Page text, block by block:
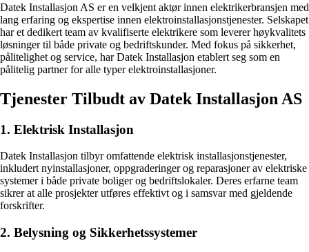
Datek Installasjon AS er en velkjent aktør innen elektrikerbransjen med
lang erfaring og ekspertise innen elektroinstallasjonstjenester. Selskapet
har et dedikert team av kvalifiserte elektrikere som leverer høykvalitets
løsninger til både private og bedriftskunder. Med fokus på sikkerhet,
pålitelighet og service, har Datek Installasjon etablert seg som en
pålitelig partner for alle typer elektroinstallasjoner.
Tjenester Tilbudt av Datek Installasjon AS
1. Elektrisk Installasjon
Datek Installasjon tilbyr omfattende elektrisk installasjonstjenester,
inkludert nyinstallasjoner, oppgraderinger og reparasjoner av elektriske
systemer i både private boliger og bedriftslokaler. Deres erfarne team
sikrer at alle prosjekter utføres effektivt og i samsvar med gjeldende
forskrifter.
2. Belysning og Sikkerhetssystemer